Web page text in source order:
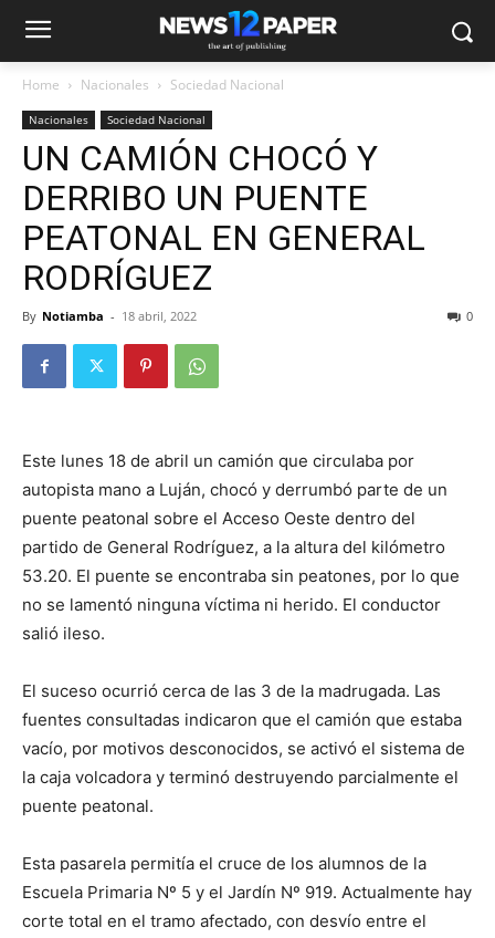
Home Nacionales Sociedad Nacional
Nacionales Sociedad Nacional
UN CAMIÓN CHOCÓ Y
DERRIBO UN PUENTE
PEATONAL EN GENERAL
RODRÍGUEZ
By Notiamba - 18 abril, 2022 0
Este lunes 18 de abril un camión que circulaba por
autopista mano a Luján, chocó y derrumbó parte de un
puente peatonal sobre el Acceso Oeste dentro del
partido de General Rodríguez, a la altura del kilómetro
53.20. El puente se encontraba sin peatones, por lo que
no se lamentó ninguna víctima ni herido. El conductor
salió ileso.
El suceso ocurrió cerca de las 3 de la madrugada. Las
fuentes consultadas indicaron que el camión que estaba
vacío, por motivos desconocidos, se activó el sistema de
la caja volcadora y terminó destruyendo parcialmente el
puente peatonal.
Esta pasarela permitía el cruce de los alumnos de la
Escuela Primaria Nº 5 y el Jardín Nº 919. Actualmente hay
corte total en el tramo afectado, con desvío entre el